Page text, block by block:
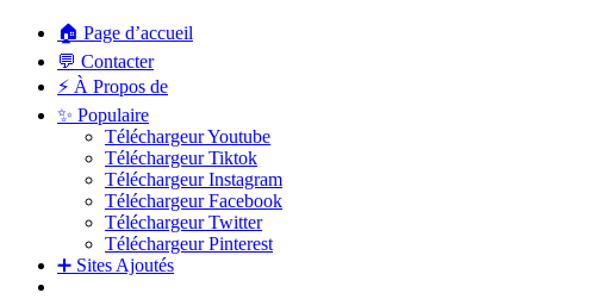
🏠 Page d’accueil
💬 Contacter
⚡ À Propos de
✨ Populaire
Téléchargeur Youtube
Téléchargeur Tiktok
Téléchargeur Instagram
Téléchargeur Facebook
Téléchargeur Twitter
Téléchargeur Pinterest
➕ Sites Ajoutés